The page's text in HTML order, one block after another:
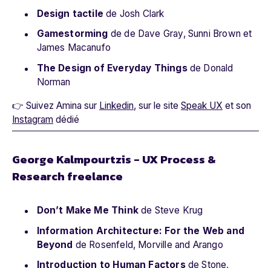
Design tactile de Josh Clark
Gamestorming de de Dave Gray, Sunni Brown et
James Macanufo
The Design of Everyday Thingsde Donald
Norman
👉 Suivez Amina sur Linkedin, sur le site Speak UX et son
Instagram dédié
George Kalmpourtzis - UX Process &
Research freelance
Don’t Make Me Thinkde Steve Krug
Information Architecture: For the Web and
Beyond de Rosenfeld, Morville and Arango
Introduction to Human Factorsde Stone,